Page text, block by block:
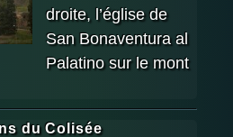
droite, l’église de
San Bonaventura al
Palatino sur le mont
du Colisée